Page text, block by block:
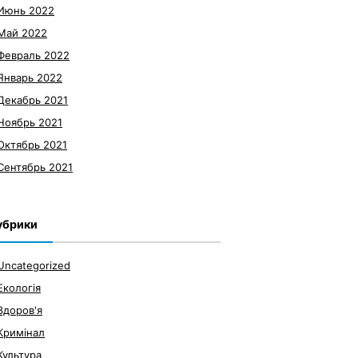
2022
2022
2022
2022
2021
2021
2021
2021